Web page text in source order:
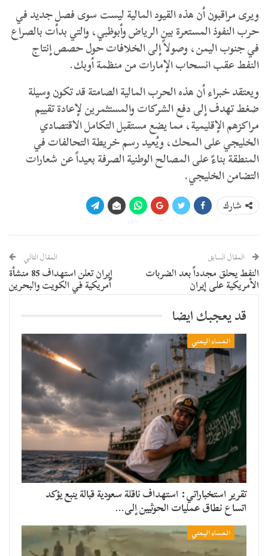
​ويرى مراقبون أن هذه القيود المالية ليست سوى فصل جديد في
حرب النفوذ المستعرة بين الرياض وأبوظبي، والتي بدأت بالصراع
في جنوب اليمن، وصولاً إلى الخلافات حول حصص إنتاج
النفط عقب انسحاب الإمارات من منظمة أوبك.
ويعتقد خبراء أن هذه الحرب المالية الصامتة قد تكون وسيلة
ضغط تهدف إلى دفع الشركات والمستثمرين لإعادة تقييم
مراكزهم الإقليمية، مما يضع مستقبل التكامل الاقتصادي
الخليجي على المحك، ويُعيد رسم خريطة التحالفات في
المنطقة بناءً على المصالح الوطنية الصرفة بعيداً عن شعارات
التضامن الخليجي.
شارك
المقال السابق
النفط يحلق مجدداً بعد الضربات
الأمريكية على إيران
المقال التالي
إيران تعلن استهداف 85 منشأة
أمريكية في الكويت والبحرين
قد يعجبك ايضا
المساء اليمني
تقرير استخباراتي: استهداف ناقلة سعودية قبالة ينبع يؤكد
اتساع نطاق عمليات الحوثيين إلى…
المساء اليمني